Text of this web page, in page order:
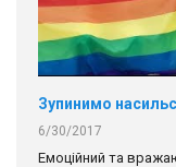
6/30/2017
Емоційний та